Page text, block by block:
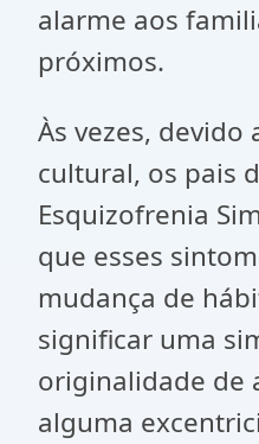
alarme aos
próximos.
Às vezes, devido
cultural, os pais
Esquizofrenia
que esses
mudança de
significar uma
originalidade de
alguma